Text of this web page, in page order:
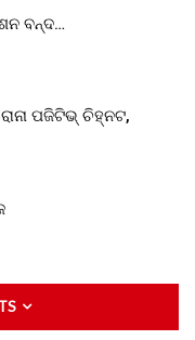
ବନ୍ଦ…
ପଜିଟିଭ୍ ଚିହ୍ନଟ,